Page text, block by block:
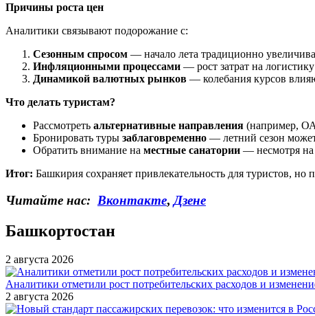
Причины роста цен
Аналитики связывают подорожание с:
Сезонным спросом — начало лета традиционно
Инфляционными процессами — рост затрат на
Динамикой валютных рынков — колебания курсов
Что делать туристам?
Рассмотреть альтернативные направления (например,
Бронировать туры заблаговременно — летний сезон
Обратить внимание на местные санатории — несмотря на
Итог: Башкирия сохраняет привлекательность для туристов,
Читайте нас: Вконтакте, Дзене
Башкортостан
2 августа 2026
Аналитики отметили рост потребительских расходов и
2 августа 2026